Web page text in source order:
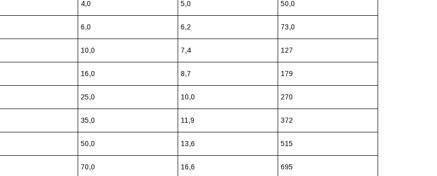
4,0 5,0 50,0
6,0 6,2 73,0
10,0 7,4 127
16,0 8,7 179
25,0 10,0 270
35,0 11,9 372
50,0 13,6 515
70,0 16,6 695